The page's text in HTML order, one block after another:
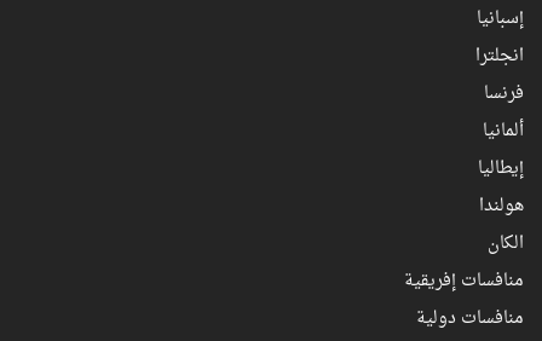
إسبانيا
انجلترا
فرنسا
ألمانيا
إيطاليا
هولندا
الكان
منافسات إفريقية
منافسات دولية